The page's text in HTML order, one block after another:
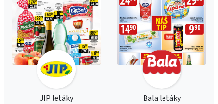
JIP letáky Bala letáky